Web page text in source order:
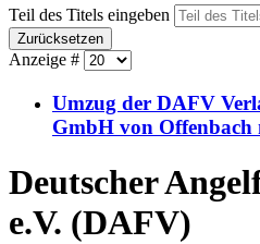
Teil des Titels eingeben
Zurücksetzen
Anzeige #
Umzug der DAFV
GmbH von
Deutscher
e.V. (DAFV)